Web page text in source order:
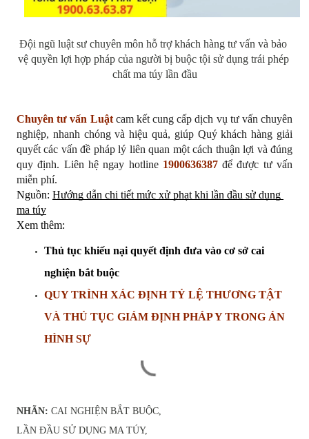
Đội ngũ luật sư chuyên môn hỗ trợ khách hàng tư vấn và bảo
vệ quyền lợi hợp pháp của người bị buộc tội sử dụng trái phép
chất ma túy lần đầu
Chuyên tư vấn Luật cam kết cung cấp dịch vụ tư vấn chuyên
nghiệp, nhanh chóng và hiệu quả, giúp Quý khách hàng giải
quyết các vấn đề pháp lý liên quan một cách thuận lợi và đúng
quy định. Liên hệ ngay hotline 1900636387 để được tư vấn
miễn phí.
Nguồn: Hướng dẫn chi tiết mức xử phạt khi lần đầu sử dụng
ma túy
Xem thêm:
Thủ tục khiếu nại quyết định đưa vào cơ sở cai
nghiện bắt buộc
QUY TRÌNH XÁC ĐỊNH TỶ LỆ THƯƠNG TẬT
VÀ THỦ TỤC GIÁM ĐỊNH PHÁP Y TRONG ÁN
HÌNH SỰ
NHÃN: CAI NGHIỆN BẮT BUỘC
LẦN ĐẦU SỬ DỤNG MA TÚY